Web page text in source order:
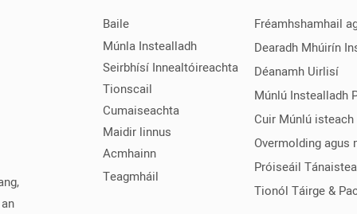
ag cur goBaile
Múnla Instealladh
Seirbhísí Innealtóireachta
Tionscail
Cumaiseachta
Maidir linnus
Acmhainn
Teagmháil
Fréamhshamhail
Dearadh Mhúirín
Déanamh Uirlisí
Múnlú Instealladh
Cuir Múnlú isteach
Overmolding agus
Próiseáil
Tionól Táirge &